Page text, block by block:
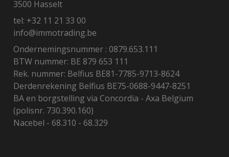
3500 Hasselt
tel: +32 11 21 33 00
info@immotrading.be
Ondernemingsnummer : 0879.653.111
BTW nummer: BE 879 653 111
Rek. nummer: Belfius BE81-7785-9713-8624
Derdenrekening Belfius BE75-0688-9447-8251
BA en borgstelling via Concordia - Axa Belgium
(polisnr. 730.390.160)
Nacebel - 68.310 - 68.329